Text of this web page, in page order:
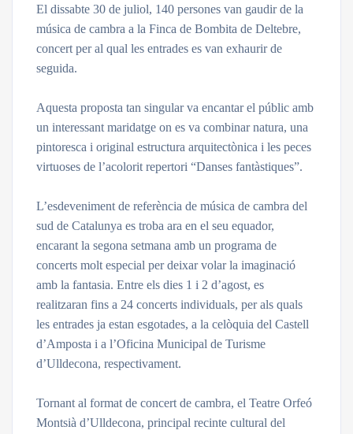
El dissabte 30 de juliol, 140 persones van gaudir de la
música de cambra a la Finca de Bombita de Deltebre,
concert per al qual les entrades es van exhaurir de
seguida.
Aquesta proposta tan singular va encantar el públic amb
un interessant maridatge on es va combinar natura, una
pintoresca i original estructura arquitectònica i les peces
virtuoses de l’acolorit repertori “Danses fantàstiques”.
L’esdeveniment de referència de música de cambra del
sud de Catalunya es troba ara en el seu equador,
encarant la segona setmana amb un programa de
concerts molt especial per deixar volar la imaginació
amb la fantasia. Entre els dies 1 i 2 d’agost, es
realitzaran fins a 24 concerts individuals, per als quals
les entrades ja estan esgotades, a la celòquia del Castell
d’Amposta i a l’Oficina Municipal de Turisme
d’Ulldecona, respectivament.
Tornant al format de concert de cambra, el Teatre Orfeó
Montsià d’Ulldecona, principal recinte cultural del